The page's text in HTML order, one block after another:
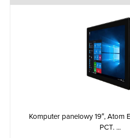
Komputer panelowy 19″, Atom
PCT. ...